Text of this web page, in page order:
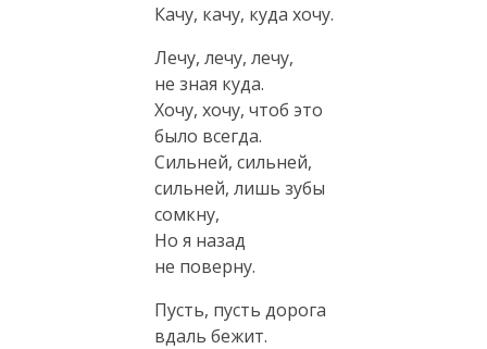
Качу, качу, куда хочу.
Лечу, лечу, лечу,
не зная куда.
Хочу, хочу, чтоб это
было всегда.
Сильней, сильней,
сильней, лишь зубы
сомкну,
Но я назад
не поверну.
Пусть, пусть дорога
вдаль бежит.